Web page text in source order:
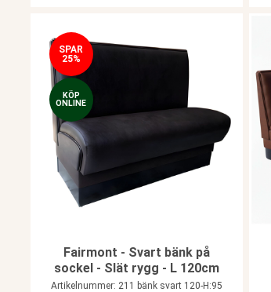
SPAR
25%
KÖP
ONLINE
Fairmont - Svart bänk på
sockel - Slät rygg - L 120cm
Artikelnummer: 211 bänk svart 120-H:95